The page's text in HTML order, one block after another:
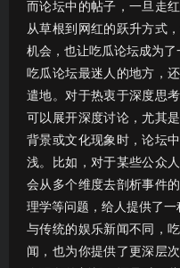
而论坛中的帖子，一旦走
从草根到网红的跃升方式
机会，也让吃瓜论坛成为了
吃瓜论坛最迷人的地方，
遣地。对于热衷于深度思
可以展开深度讨论，尤其
背景或文化现象时，论坛
浅。比如，对于某些公众
会从多个维度去剖析事件
理学等问题，给人提供了一
与传统的娱乐新闻不同，
闻，也为你提供了更深层